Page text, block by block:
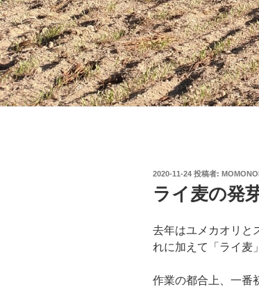
投
日:
2020-11-24 投稿者:
ライ麦の発
去年はユメカオリと
れに加えて「ライ麦
作業の都合上、一番